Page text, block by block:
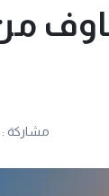
مشاركة :